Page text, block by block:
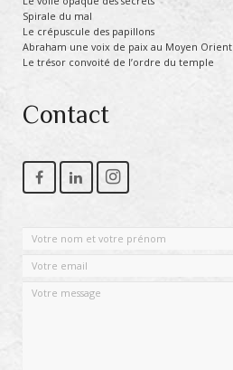
Spirale du mal
Le crépuscule des papillons
Abraham une voix de paix au Moyen Orient
Le trésor convoité de l’ordre du temple
Contact